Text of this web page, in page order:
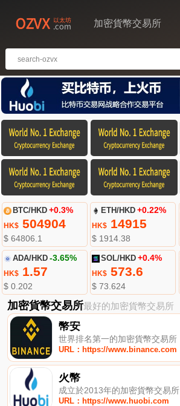
加密貨幣交易所
BTC/HKD +0.3%
HK$504904
$ 64806.1
ETH/HKD +0.22%
HK$ 14915
$ 1914.38
ADA/HKD -3.65%
HK$1.57
$ 0.202
SOL/HKD +0.4%
HK$ 573.6
$ 73.624
加密貨幣交易所最好的加密貨幣交易所
幣安
世界排名第一的加密貨幣交易所
URL：https://www.binance.com
火幣
成立於2013年的加密貨幣交易所
URL：https://www.huobi.com